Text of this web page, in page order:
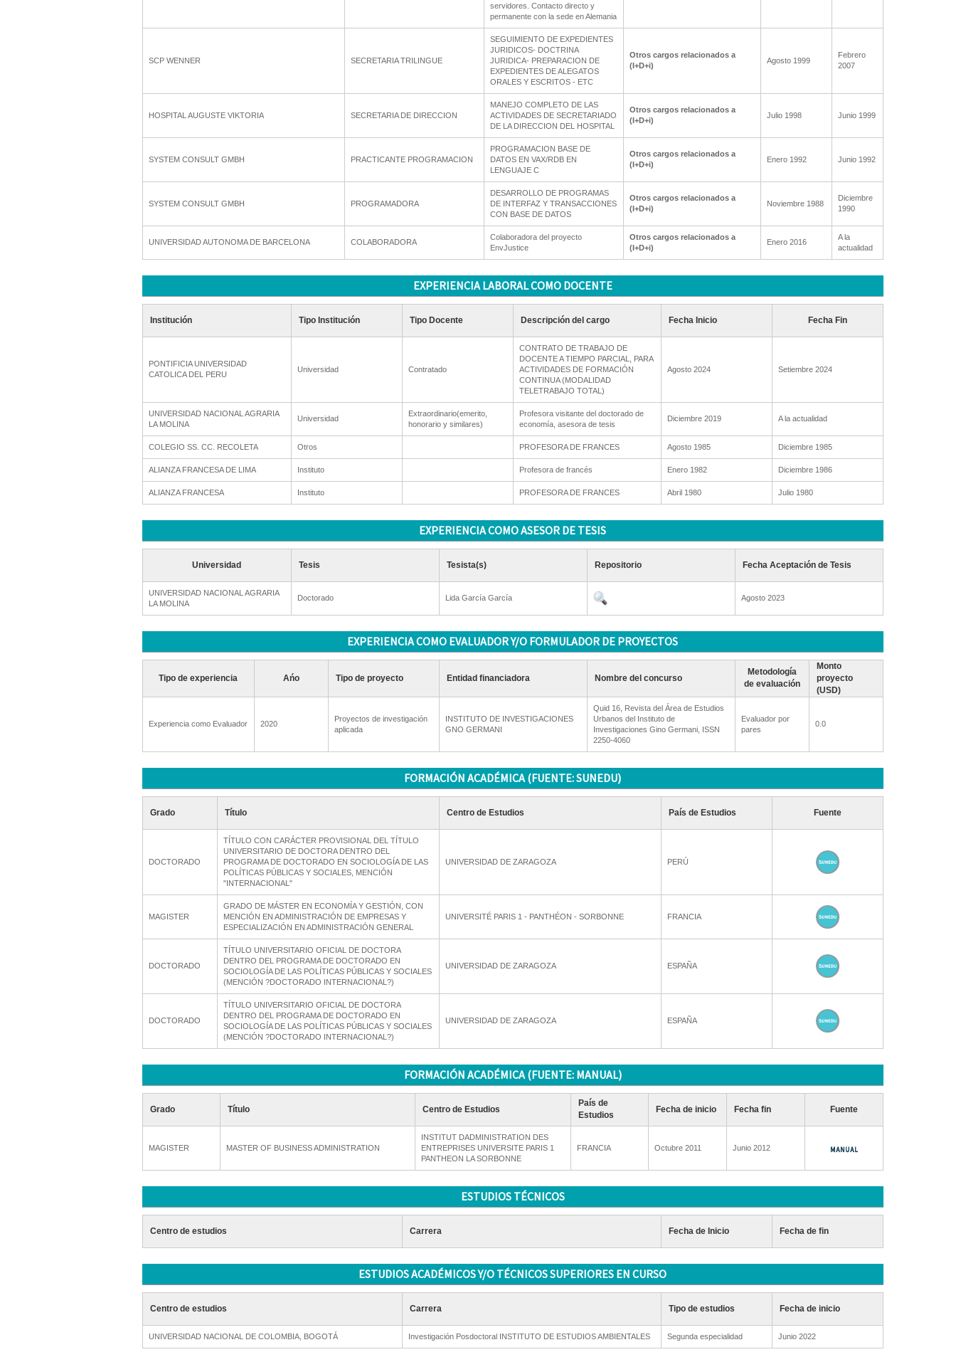
servidores. Contacto directo y
permanente con la sede en Alemania
SCP WENNER SECRETARIA TRILINGUE
SEGUIMIENTO DE EXPEDIENTES
JURIDICOS- DOCTRINA
JURIDICA- PREPARACION DE
EXPEDIENTES DE ALEGATOS
ORALES Y ESCRITOS - ETC
Otros cargos relacionados a
(I+D+i)
Agosto 1999
Febrero
2007
HOSPITAL AUGUSTE VIKTORIA SECRETARIA DE DIRECCION
MANEJO COMPLETO DE LAS
ACTIVIDADES DE SECRETARIADO
DE LA DIRECCION DEL HOSPITAL
Otros cargos relacionados a
(I+D+i)
Julio 1998 Junio 1999
SYSTEM CONSULT GMBH PRACTICANTE PROGRAMACION
PROGRAMACION BASE DE
DATOS EN VAX/RDB EN
LENGUAJE C
Otros cargos relacionados a
(I+D+i)
Enero 1992 Junio 1992
SYSTEM CONSULT GMBH PROGRAMADORA
DESARROLLO DE PROGRAMAS
DE INTERFAZ Y TRANSACCIONES
CON BASE DE DATOS
Otros cargos relacionados a
(I+D+i)
Noviembre 1988
Diciembre
1990
UNIVERSIDAD AUTONOMA DE BARCELONA COLABORADORA
Colaboradora del proyecto
EnvJustice
Otros cargos relacionados a
(I+D+i)
Enero 2016
A la
actualidad
EXPERIENCIA LABORAL COMO DOCENTE
Institución Tipo Institución Tipo Docente Descripción del cargo Fecha Inicio Fecha Fin
PONTIFICIA UNIVERSIDAD
CATOLICA DEL PERU
Universidad Contratado
CONTRATO DE TRABAJO DE
DOCENTE A TIEMPO PARCIAL, PARA
ACTIVIDADES DE FORMACIÓN
CONTINUA (MODALIDAD
TELETRABAJO TOTAL)
Agosto 2024 Setiembre 2024
UNIVERSIDAD NACIONAL AGRARIA
LA MOLINA
Universidad
Extraordinario(emerito,
honorario y similares)
Profesora visitante del doctorado de
economía, asesora de tesis
Diciembre 2019 A la actualidad
COLEGIO SS. CC. RECOLETA Otros PROFESORA DE FRANCES Agosto 1985 Diciembre 1985
ALIANZA FRANCESA DE LIMA Instituto Profesora de francés Enero 1982 Diciembre 1986
ALIANZA FRANCESA Instituto PROFESORA DE FRANCES Abril 1980 Julio 1980
EXPERIENCIA COMO ASESOR DE TESIS
Universidad Tesis Tesista(s) Repositorio Fecha Aceptación de Tesis
UNIVERSIDAD NACIONAL AGRARIA
LA MOLINA
Doctorado Lida García García Agosto 2023
EXPERIENCIA COMO EVALUADOR Y/O FORMULADOR DE PROYECTOS
Tipo de experiencia Ańo Tipo de proyecto Entidad financiadora Nombre del concurso
Metodología
de evaluación
Monto
proyecto
(USD)
Experiencia como Evaluador 2020
Proyectos de investigación
aplicada
INSTITUTO DE INVESTIGACIONES
GNO GERMANI
Quid 16, Revista del Área de Estudios
Urbanos del Instituto de
Investigaciones Gino Germani, ISSN
2250-4060
Evaluador por
pares
0.0
FORMACIÓN ACADÉMICA (FUENTE: SUNEDU)
Grado Título Centro de Estudios País de Estudios Fuente
DOCTORADO
TÍTULO CON CARÁCTER PROVISIONAL DEL TÍTULO
UNIVERSITARIO DE DOCTORA DENTRO DEL
PROGRAMA DE DOCTORADO EN SOCIOLOGÍA DE LAS
POLÍTICAS PÚBLICAS Y SOCIALES, MENCIÓN
"INTERNACIONAL"
UNIVERSIDAD DE ZARAGOZA PERÚ
MAGISTER
GRADO DE MÁSTER EN ECONOMÍA Y GESTIÓN, CON
MENCIÓN EN ADMINISTRACIÓN DE EMPRESAS Y
ESPECIALIZACIÓN EN ADMINISTRACIÓN GENERAL
UNIVERSITÉ PARIS 1 - PANTHÉON - SORBONNE FRANCIA
DOCTORADO
TÍTULO UNIVERSITARIO OFICIAL DE DOCTORA
DENTRO DEL PROGRAMA DE DOCTORADO EN
SOCIOLOGÍA DE LAS POLÍTICAS PÚBLICAS Y SOCIALES
(MENCIÓN ?DOCTORADO INTERNACIONAL?)
UNIVERSIDAD DE ZARAGOZA ESPAÑA
DOCTORADO
TÍTULO UNIVERSITARIO OFICIAL DE DOCTORA
DENTRO DEL PROGRAMA DE DOCTORADO EN
SOCIOLOGÍA DE LAS POLÍTICAS PÚBLICAS Y SOCIALES
(MENCIÓN ?DOCTORADO INTERNACIONAL?)
UNIVERSIDAD DE ZARAGOZA ESPAÑA
FORMACIÓN ACADÉMICA (FUENTE: MANUAL)
Grado Título Centro de Estudios
País de
Estudios
Fecha de inicio Fecha fin Fuente
MAGISTER MASTER OF BUSINESS ADMINISTRATION
INSTITUT DADMINISTRATION DES
ENTREPRISES UNIVERSITE PARIS 1
PANTHEON LA SORBONNE
FRANCIA Octubre 2011 Junio 2012
ESTUDIOS TÉCNICOS
Centro de estudios Carrera Fecha de Inicio Fecha de fin
ESTUDIOS ACADÉMICOS Y/O TÉCNICOS SUPERIORES EN CURSO
Centro de estudios Carrera Tipo de estudios Fecha de inicio
UNIVERSIDAD NACIONAL DE COLOMBIA, BOGOTÁ Investigación Posdoctoral INSTITUTO DE ESTUDIOS AMBIENTALES Segunda especialidad Junio 2022